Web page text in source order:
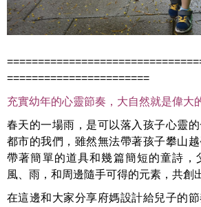
=======================
充實幼年的心靈節奏，大自然就是偉大
春天的一場雨，是可以落入孩子心靈
都市的我們，雖然無法帶著孩子攀山越
帶著簡單的道具和幾篇簡短的童詩，
風、雨，和周邊隨手可得的元素，共創
在這邊和大家分享府媽設計給兒子的